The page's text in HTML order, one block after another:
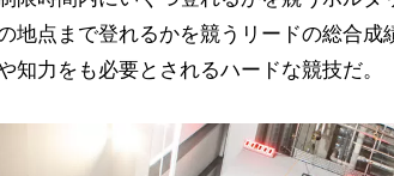
地点まで登れるかを競うリードの総合成
知力をも必要とされるハードな競技だ。